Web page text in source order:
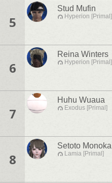
5
Stud Mufin
Hyperion [Primal]
6
Reina Winters
Hyperion [Primal]
7
Huhu Wuaua
Exodus [Primal]
8
Setoto Monoka
Lamia [Primal]